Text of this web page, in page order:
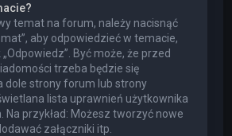
temat na forum, należy nacisnąć
aby odpowiedzieć w temacie,
Być może, że przed
trzeba będzie się
dole strony forum lub strony
lista uprawnień użytkownika
Na przykład: Możesz tworzyć nowe
załączniki itp.